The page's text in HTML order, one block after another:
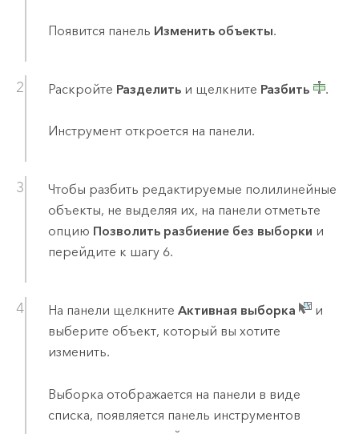
Появится панель Изменить объекты.
Раскройте Разделитьи щелкните Разбить .
Инструмент откроется на панели.
Чтобы разбить редактируемые полилинейные
объекты, не выделяя их, на панели отметьте
опцию Позволить разбиение без выборки и
перейдите к шагу 6.
На панели щелкните Активная выборка
и
выберите объект, который вы хотите
изменить.
Выборка отображается на панели в виде
списка, появляется панель инструментов